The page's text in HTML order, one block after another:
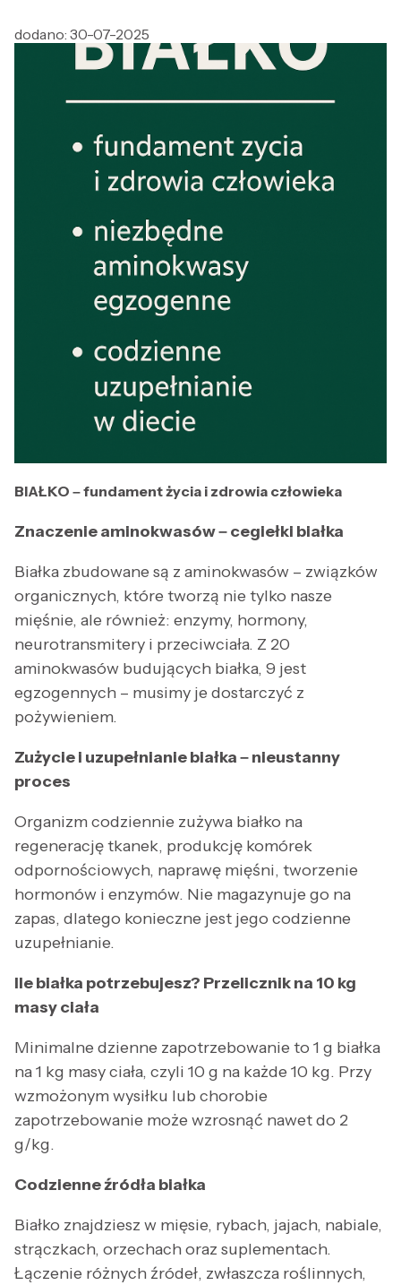
dodano: 30-07-2025
BIAŁKO – fundament życia i zdrowia człowieka
Znaczenie aminokwasów – cegiełki białka
Białka zbudowane są z aminokwasów – związków
organicznych, które tworzą nie tylko nasze
mięśnie, ale również: enzymy, hormony,
neurotransmitery i przeciwciała. Z 20
aminokwasów budujących białka, 9 jest
egzogennych – musimy je dostarczyć z
pożywieniem.
Zużycie i uzupełnianie białka – nieustanny
proces
Organizm codziennie zużywa białko na
regenerację tkanek, produkcję komórek
odpornościowych, naprawę mięśni, tworzenie
hormonów i enzymów. Nie magazynuje go na
zapas, dlatego konieczne jest jego codzienne
uzupełnianie.
Ile białka potrzebujesz? Przelicznik na 10 kg
masy ciała
Minimalne dzienne zapotrzebowanie to 1 g białka
na 1 kg masy ciała, czyli 10 g na każde 10 kg. Przy
wzmożonym wysiłku lub chorobie
zapotrzebowanie może wzrosnąć nawet do 2
g/kg.
Codzienne źródła białka
Białko znajdziesz w mięsie, rybach, jajach, nabiale,
strączkach, orzechach oraz suplementach.
Łączenie różnych źródeł, zwłaszcza roślinnych,